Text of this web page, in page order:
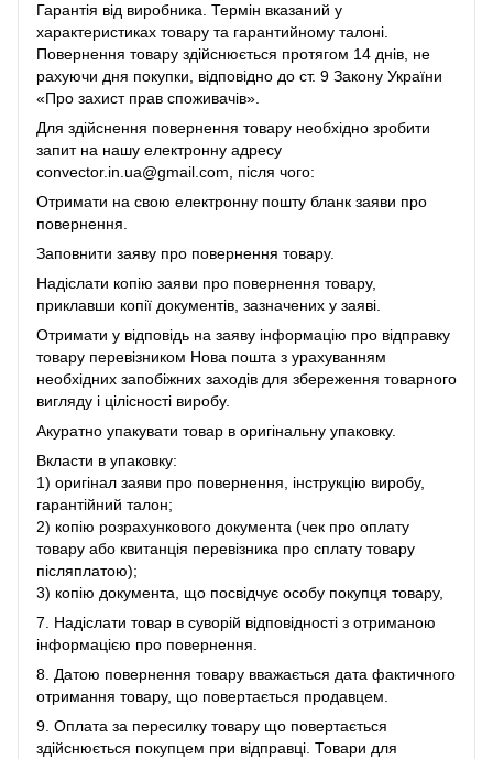
Гарантія від виробника. Термін вказаний у
характеристиках товару та гарантийному талоні.
Повернення товару здійснюється протягом 14 днів, не
рахуючи дня покупки, відповідно до ст. 9 Закону України
«Про захист прав споживачів».
Для здійснення повернення товару необхідно зробити
запит на нашу електронну адресу
convector.in.ua@gmail.com, після чого:
Отримати на свою електронну пошту бланк заяви про
повернення.
Заповнити заяву про повернення товару.
Надіслати копію заяви про повернення товару,
приклавши копії документів, зазначених у заяві.
Отримати у відповідь на заяву інформацію про відправку
товару перевізником Нова пошта з урахуванням
необхідних запобіжних заходів для збереження товарного
вигляду і цілісності виробу.
Акуратно упакувати товар в оригінальну упаковку.
Вкласти в упаковку:
1) оригінал заяви про повернення, інструкцію виробу,
гарантійний талон;
2) копію розрахункового документа (чек про оплату
товару або квитанція перевізника про сплату товару
післяплатою);
3) копію документа, що посвідчує особу покупця товару,
7. Надіслати товар в суворій відповідності з отриманою
інформацією про повернення.
8. Датою повернення товару вважається дата фактичного
отримання товару, що повертається продавцем.
9. Оплата за пересилку товару що повертається
здійснюється покупцем при відправці. Товари для